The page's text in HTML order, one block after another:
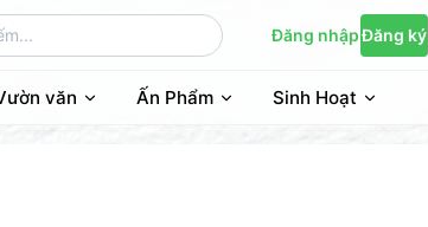
Đăng nhậpĐăng ký
văn Ấn Phẩm Sinh Hoạt